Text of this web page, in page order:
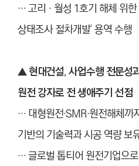
… 고리‧월성 1호기 해체 위한
상태조사 절차개발’ 용역 수행
▲현대건설, 사업수행 전문성
원전 강자로 전 생애주기 선점
… 대형원전·SMR·원전해체까
기반의 기술력과 시공 역량 보
… 글로벌 톱티어 원전기업으